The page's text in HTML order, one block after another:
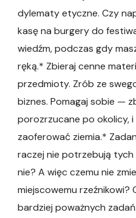
dylematy etyczne. Czy
kasę na burgery do
wiedźm, podczas gdy
ręką.* Zbieraj cenne
przedmioty. Zrób ze
biznes. Pomagaj sobie —
porozrzucane po okolicy,
zaoferować ziemia.*
raczej nie potrzebują
nie? A więc czemu nie
miejscowemu rzeźnikowi?
bardziej poważnych